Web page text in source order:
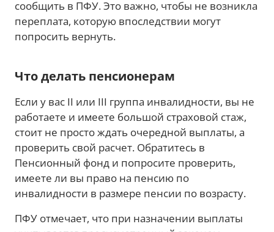
сообщить в ПФУ. Это важно, чтобы не возникла
переплата, которую впоследствии могут
попросить вернуть.
Что делать пенсионерам
Если у вас II или III группа инвалидности, вы не
работаете и имеете большой страховой стаж,
стоит не просто ждать очередной выплаты, а
проверить свой расчет. Обратитесь в
Пенсионный фонд и попросите проверить,
имеете ли вы право на пенсию по
инвалидности в размере пенсии по возрасту.
ПФУ отмечает, что при назначении выплаты